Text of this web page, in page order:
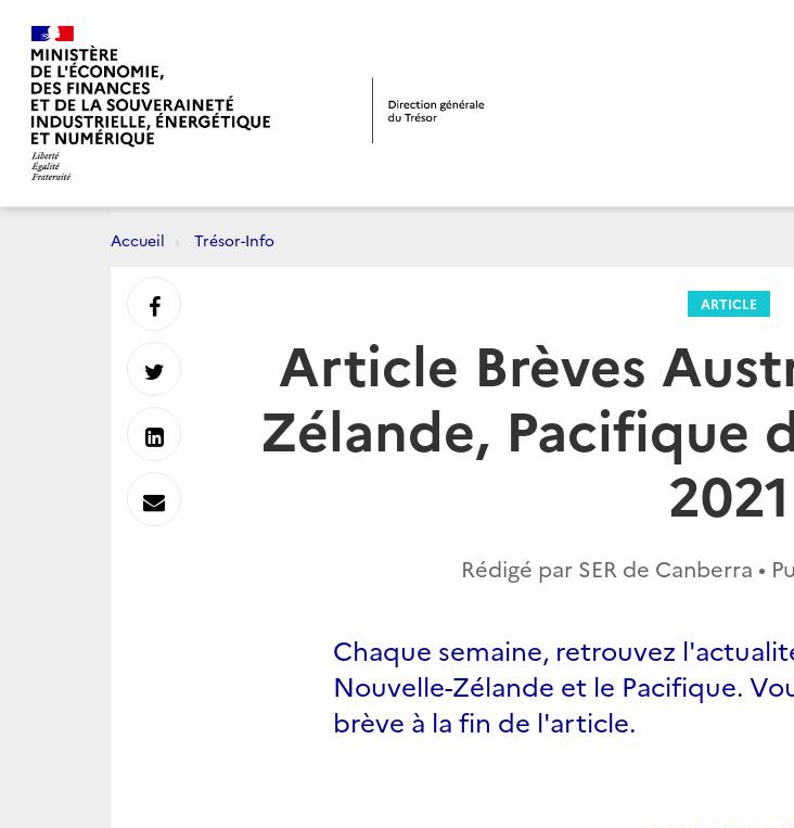
Accueil Trésor-Info
ARTICLE
Article Brèves
Zélande, Pacifique
2021
Rédigé par SER de Canberra •
Chaque semaine, retrouvez
Nouvelle-Zélande et le Pacifique.
brève à la fin de l'article.
Partager
sur
Partager
sur
Partager
sur
Envoyer